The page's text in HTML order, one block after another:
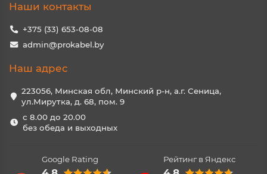
Наши контакты
+375 (33) 653-08-08
admin@prokabel.by
Наш адрес
223056, Минская обл, Минский р-н, а.г. Сеница,
ул.Мирутка, д. 68, пом. 9
с 8.00 до 20.00
без обеда и выходных
Google Rating Рейтинг в Яндекс